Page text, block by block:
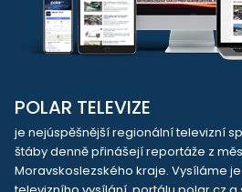
POLAR TELEVIZE
je nejúspěšnější regionální televizní
štáby denně přinášejí reportáže z
Moravskoslezského kraje. Vysíláme